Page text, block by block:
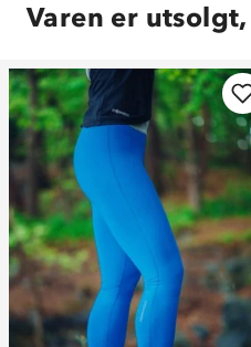
Varen er